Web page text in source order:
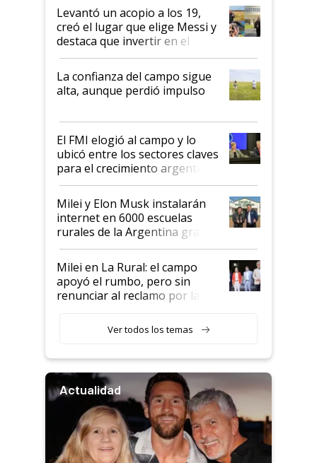
Levantó un acopio a los 19,
creó el lugar que elige Messi y
destaca que invertir en el
kirchnerismo era como "darle
plata a un hijo para droga":
Juan Félix Rossetti, el libertario
que de una dura crisis salió
de Milei
La confianza del campo sigue
alta, aunque perdió impulso
El FMI elogió al campo y lo
ubicó entre los sectores claves
para el crecimiento argentino
Milei y Elon Musk instalarán
internet en 6000 escuelas
rurales de la Argentina gracias
a un acuerdo con Starlink
Milei en La Rural: el campo
apoyó el rumbo, pero sin
renunciar al reclamo por las
Ver todos los temas
Actualidad